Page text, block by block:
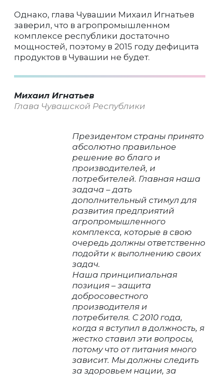
Однако, глава Чувашии Михаил Игнатьев
заверил, что в агропромышленном
комплексе республики достаточно
мощностей, поэтому в 2015 году дефицита
продуктов в Чувашии не будет.
Михаил Игнатьев
Глава Чувашской Республики
Президентом страны принято
абсолютно правильное
решение во благо и
производителей, и
потребителей. Главная наша
задача – дать
дополнительный стимул для
развития предприятий
агропромышленного
комплекса, которые в свою
очередь должны ответственно
подойти к выполнению своих
задач.
Наша принципиальная
позиция – защита
добросовестного
производителя и
потребителя. С 2010 года,
когда я вступил в должность, я
жестко ставил эти вопросы,
потому что от питания много
зависит. Мы должны следить
за здоровьем нации, за